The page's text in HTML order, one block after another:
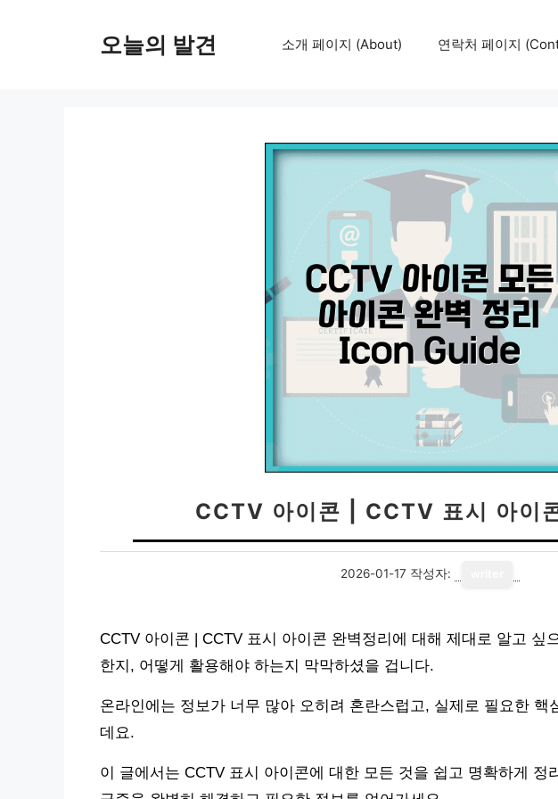
오늘의 발견 소개 페이지 (About) 연락처 페이지
CCTV 아이콘 | CCTV 표시 아이
2026-01-17 작성자:
CCTV 아이콘 | CCTV 표시 아이콘 완벽정리에 대해 제대로 알고 싶
한지, 어떻게 활용해야 하는지 막막하셨을 겁니다.
온라인에는 정보가 너무 많아 오히려 혼란스럽고, 실제로 필요한 핵
데요.
이 글에서는 CCTV 표시 아이콘에 대한 모든 것을 쉽고 명확하게 정